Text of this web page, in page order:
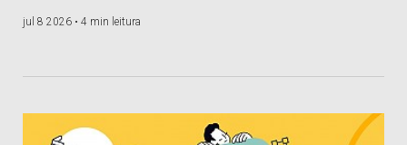
jul 8 2026 • 4 min leitura